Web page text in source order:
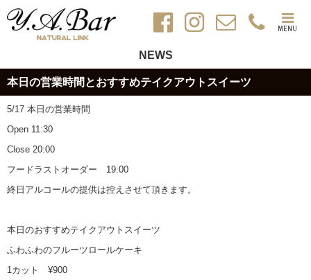
MENU
NEWS
本日の営業時間とおすすめテイクアウトスイーツ
5/17 本日の営業時間
Open 11:30
Close 20:00
フードラストオーダー 19:00
終日アルコールの提供は控えさせて頂きます。
本日のおすすめテイクアウトスイーツ
ふわふわのフルーツロールケーキ
1カット ¥900